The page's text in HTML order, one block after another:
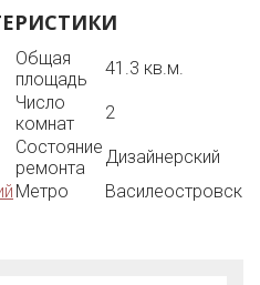
один взрослый
Общая
площадь
41.3 кв.м.
Число
комнат
2
Состояние
ремонта
Дизайнерский
Метро
Василеостровская